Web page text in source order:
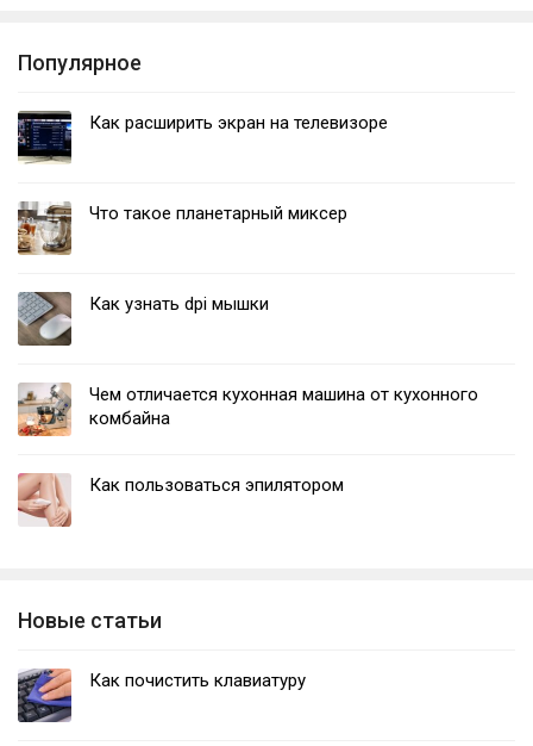
Популярное
Как расширить экран на телевизоре
Что такое планетарный миксер
Как узнать dpi мышки
Чем отличается кухонная машина от кухонного
комбайна
Как пользоваться эпилятором
Новые статьи
Как почистить клавиатуру